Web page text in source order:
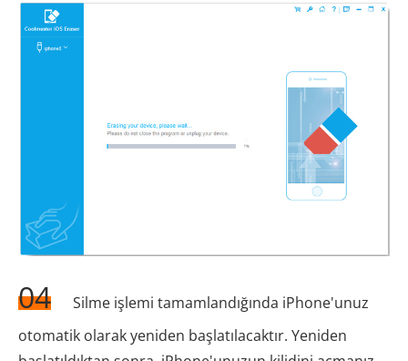
04
Silme işlemi tamamlandığında iPhone'unuz
otomatik olarak yeniden başlatılacaktır. Yeniden